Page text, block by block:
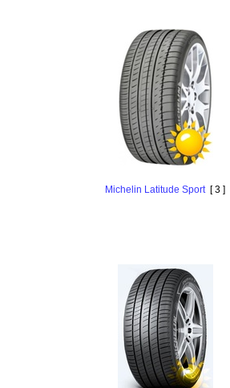
Michelin Latitude Sport[ 3 ]